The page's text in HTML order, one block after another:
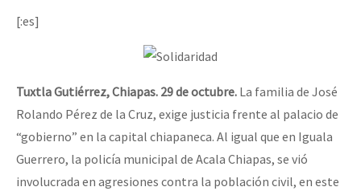
[:es]
Tuxtla Gutiérrez, Chiapas. 29 de octubre. La familia de José
Rolando Pérez de la Cruz, exige justicia frente al palacio de
“gobierno” en la capital chiapaneca. Al igual que en Iguala
Guerrero, la policía municipal de Acala Chiapas, se vió
involucrada en agresiones contra la población civil, en este